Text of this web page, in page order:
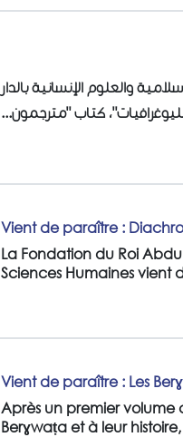
والعلوم الإنسانية بالدار
كتاب "مترجمون...
Vient de paraître :
La Fondation du Roi
Sciences Humaines vient
Vient de paraître : Les
Après un premier volume
Berɣwaṭa et à leur